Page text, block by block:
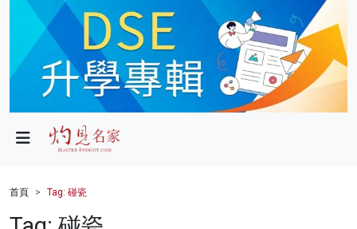
政局
財經
首頁 Tag: 碰瓷